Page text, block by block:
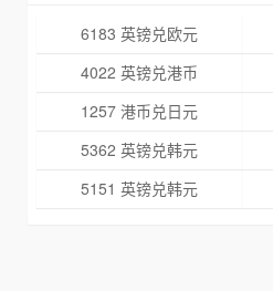
6183 英镑兑欧元
4022 英镑兑港币
1257 港币兑日元
5362 英镑兑韩元
5151 英镑兑韩元